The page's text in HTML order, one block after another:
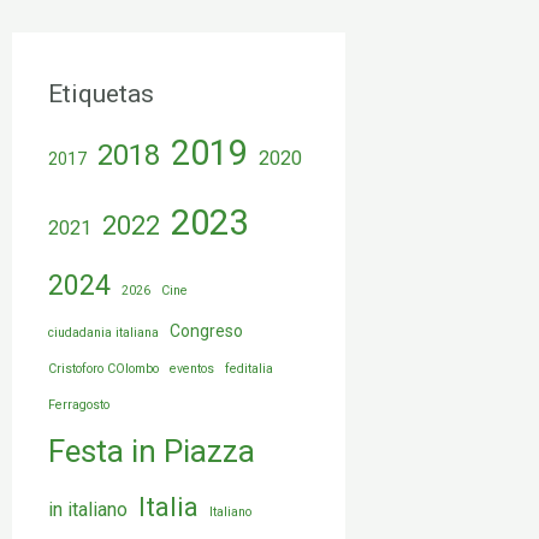
Etiquetas
2017 2018 2019 2020
2021 2022 2023
2024 2026 Cine
ciudadania italiana Congreso
Cristoforo COlombo eventos feditalia
Ferragosto
Festa in Piazza
in italiano Italia Italiano